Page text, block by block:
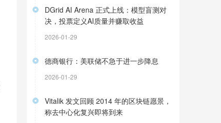
DGrid AI Arena 正式上线：模型盲测对
决，投票定义AI质量并赚取收益
2026-01-29
德商银行：美联储不急于进一步降息
2026-01-29
Vitalik 发文回顾 2014 年的区块链愿景，
称去中心化复兴即将到来